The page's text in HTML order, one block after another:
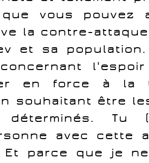
que vous pouvez
la contre-
et sa
en force à la
souhaitant être
Tu
avec cette
Et parce que je